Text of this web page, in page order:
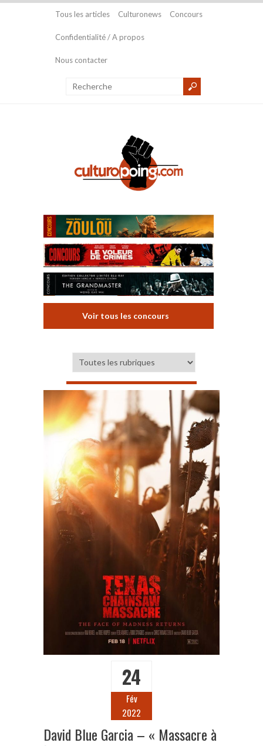
Tous les articles Culturonews Concours
Confidentialité / A propos
Nous contacter
Voir tous les concours
24
Fév
2022
David Blue Garcia – « Massacre à